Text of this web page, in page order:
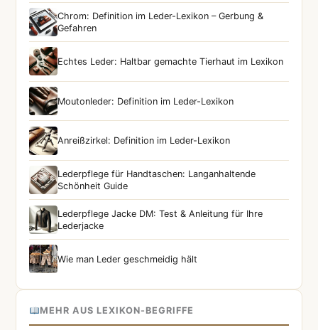
Chrom: Definition im Leder-Lexikon – Gerbung &
Gefahren
Echtes Leder: Haltbar gemachte Tierhaut im Lexikon
Moutonleder: Definition im Leder-Lexikon
Anreißzirkel: Definition im Leder-Lexikon
Lederpflege für Handtaschen: Langanhaltende
Schönheit Guide
Lederpflege Jacke DM: Test & Anleitung für Ihre
Lederjacke
Wie man Leder geschmeidig hält
MEHR AUS LEXIKON-BEGRIFFE